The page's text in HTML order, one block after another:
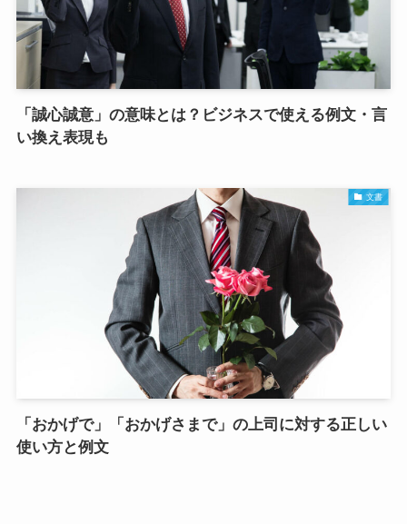
「誠心誠意」の意味とは？ビジネスで使える例文・言
い換え表現も
文書
「おかげで」「おかげさまで」の上司に対する正しい
使い方と例文